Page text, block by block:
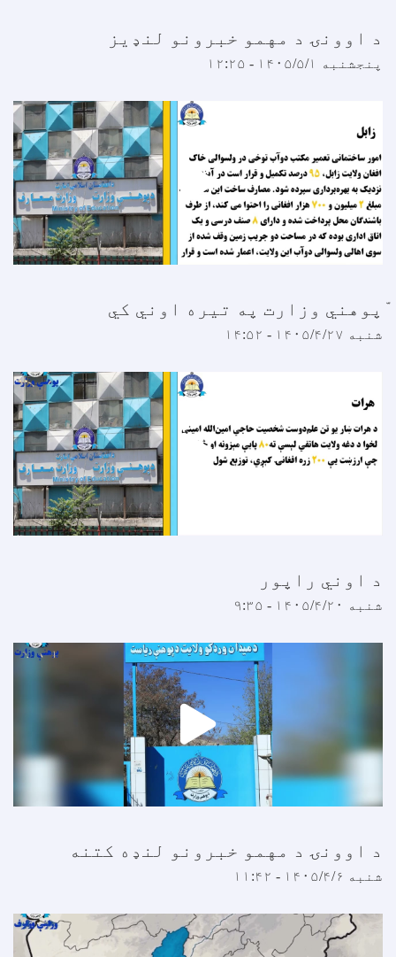
د اوونۍ د مهمو خبرونو لنډیز
پنجشنبه ۱۴۰۵/۵/۱ - ۱۲:۲۵
ّپوهني وزارت په تیره اوني کي
شنبه ۱۴۰۵/۴/۲۷ - ۱۴:۵۲
د اوني راپور
شنبه ۱۴۰۵/۴/۲۰ - ۹:۳۵
د اوونۍ د مهمو خبرونو لنډه کتنه
شنبه ۱۴۰۵/۴/۶ - ۱۱:۴۲